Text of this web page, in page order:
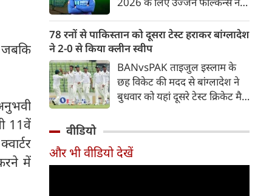
जबकि
11वें
में
जिसमें युवा ऑलराउंडर माधव तिवारी
सबसे बड़े आकर्षण के रूप में
उभरकर सामने आए हैं। इंडियन
प्रीमियर लीग में दिल्ली कैपिटल्स का
हिस्सा रहे माधव तिवारी इस समय
मध्य प्रदेश के सबसे चर्चित युवा
78 रनों से पाकिस्तान को दूसरा टेस्ट हराकर बांग्लादेश
ने 2-0 से किया क्लीन स्वीप
BANvsPAK ताइजुल इस्लाम के
छह विकेट की मदद से बांग्लादेश ने
बुधवार को यहां दूसरे टेस्ट क्रिकेट मैच
का पीछा करते हुए 358 रन पर
आउट हो गई। बांग्लादेश ने पहला
वीडियो
और भी वीडियो देखें